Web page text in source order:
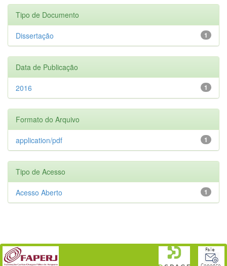
Tipo de Documento
1
Dissertação
Data de Publicação
1
2016
Formato do Arquivo
1
application/pdf
Tipo de Acesso
1
Acesso Aberto